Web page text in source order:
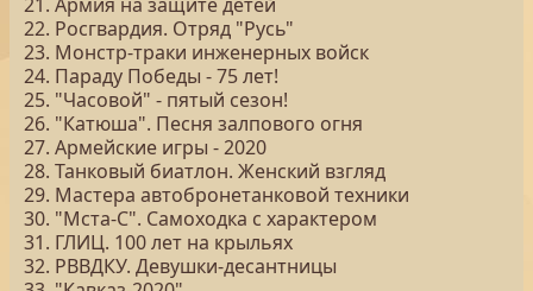
22. Росгвардия. Отряд "Русь"
23. Монстр-траки инженерных войск
24. Параду Победы - 75 лет!
25. "Часовой" - пятый сезон!
26. "Катюша". Песня залпового огня
27. Армейские игры - 2020
28. Танковый биатлон. Женский взгляд
29. Мастера автобронетанковой техники
30. "Мста-С". Самоходка с характером
31. ГЛИЦ. 100 лет на крыльях
32. РВВДКУ. Девушки-десантницы